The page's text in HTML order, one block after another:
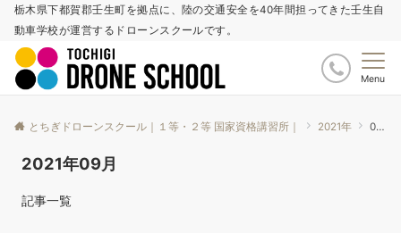
栃木県下都賀郡壬生町を拠点に、陸の交通安全を40年間担ってきた壬生自
動車学校が運営するドローンスクールです。
Menu
とちぎドローンスクール｜１等・２等 国家資格講習所｜ 2021年 09月
2021年09月
記事一覧